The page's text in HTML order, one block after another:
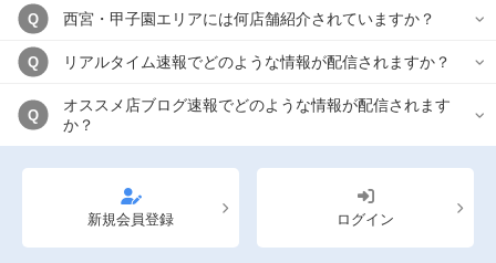
駅から徒歩5分以内
閉じる
Q 西宮・甲子園エリアには何店舗紹介されていますか？
Q リアルタイム速報でどのような情報が配信されますか？
Q
オススメ店ブログ速報でどのような情報が配信されます
か？
新規会員登録 ログイン